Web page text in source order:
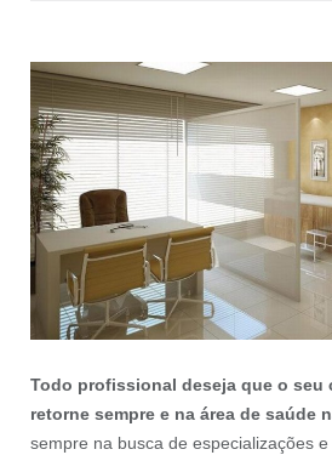
Todo profissional deseja que o seu
retorne sempre e na área de saúde
sempre na busca de especializações